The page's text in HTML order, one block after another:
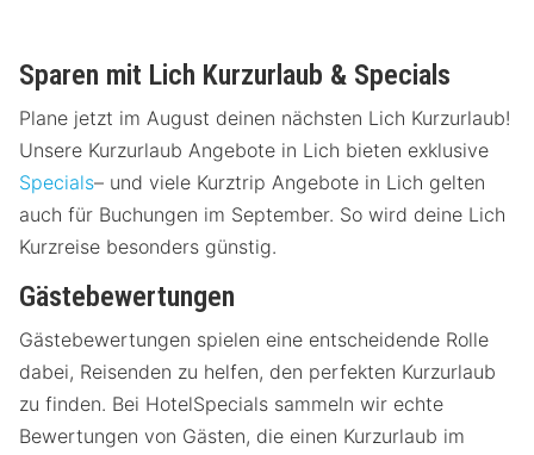
Sparen mit Lich Kurzurlaub & Specials
Plane jetzt im August deinen nächsten Lich Kurzurlaub!
Unsere Kurzurlaub Angebote in Lich bieten exklusive
Specials– und viele Kurztrip Angebote in Lich gelten
auch für Buchungen im September. So wird deine Lich
Kurzreise besonders günstig.
Gästebewertungen
Gästebewertungen spielen eine entscheidende Rolle
dabei, Reisenden zu helfen, den perfekten Kurzurlaub
zu finden. Bei HotelSpecials sammeln wir echte
Bewertungen von Gästen, die einen Kurzurlaub im